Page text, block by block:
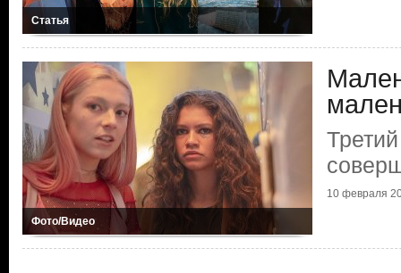
Статья
Фото/Видео
10 февраля